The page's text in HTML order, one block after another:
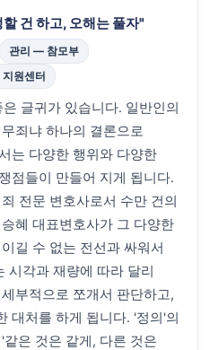
건 하고, 오해는 풀자"
관리 — 참모부
원센터
글귀가 있습니다. 일반인의
죄냐 하나의 결론으로
는 다양한 행위와 다양한
점들이 만들어 지게 됩니다.
전문 변호사로서 수만 건의
혜 대표변호사가 그 다양한
길 수 없는 전선과 싸워서
시각과 재량에 따라 달리
부적으로 쪼개서 판단하고,
대처를 하게 됩니다. '정의'의
은 것은 같게, 다른 것은